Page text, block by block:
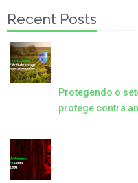
Recent Posts
Protegendo o
protege contra